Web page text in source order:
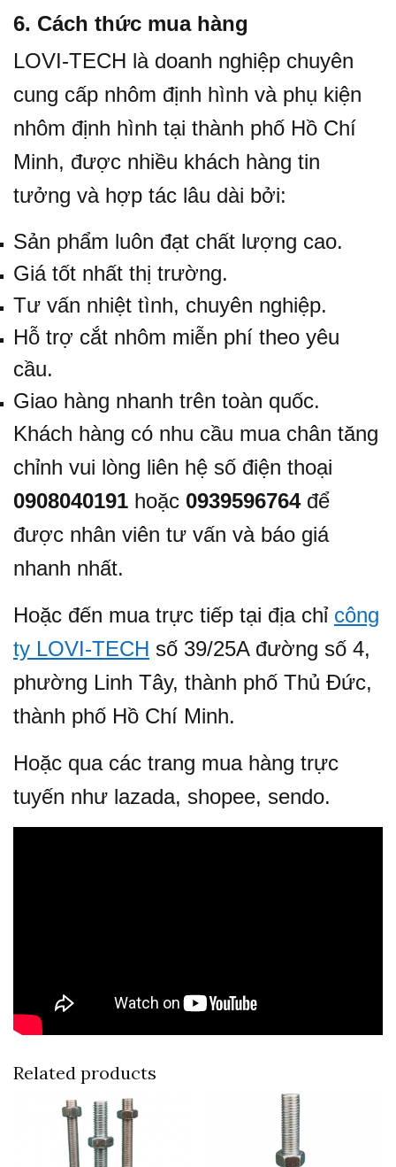
6. Cách thức mua hàng
LOVI-TECH là doanh nghiệp chuyên
cung cấp nhôm định hình và phụ kiện
nhôm định hình tại thành phố Hồ Chí
Minh, được nhiều khách hàng tin
tưởng và hợp tác lâu dài bởi:
Sản phẩm luôn đạt chất lượng cao.
Giá tốt nhất thị trường.
Tư vấn nhiệt tình, chuyên nghiệp.
Hỗ trợ cắt nhôm miễn phí theo yêu
cầu.
Giao hàng nhanh trên toàn quốc.
Khách hàng có nhu cầu mua chân tăng
chỉnh vui lòng liên hệ số điện thoại
0908040191 hoặc 0939596764để
được nhân viên tư vấn và báo giá
nhanh nhất.
Hoặc đến mua trực tiếp tại địa chỉ công
ty LOVI-TECH số 39/25A đường số 4,
phường Linh Tây, thành phố Thủ Đức,
thành phố Hồ Chí Minh.
Hoặc qua các trang mua hàng trực
tuyến như lazada, shopee, sendo.
Related products